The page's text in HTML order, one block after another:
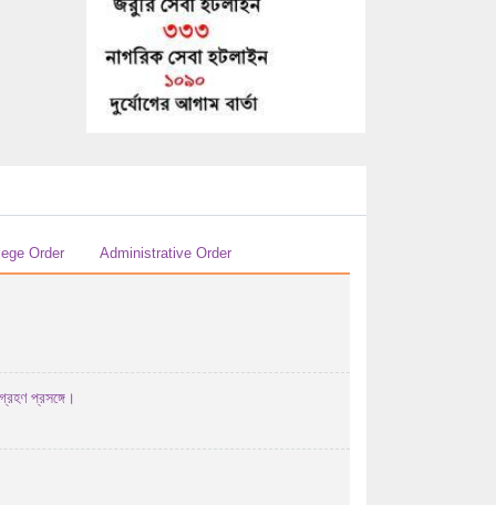
29/07/2026 04:07 AM
এইচ এস সি-২০২৬ সালের পরীক্ষকের তালিকা (বিষয়ঃ
29/07/2026 04:07 AM
এইচ এস সি-২০২৬ সালের পরীক্ষকের তালিকা (বিষয়ঃ
হিসাববিজ্ঞান ...
মূল্যায়নের পর ...
২০২৬ সালের এইচএসসি/সমমান পরীক্ষায় অংশগ্রহণ
Order Administrative Order
প্রসঙ্গে।